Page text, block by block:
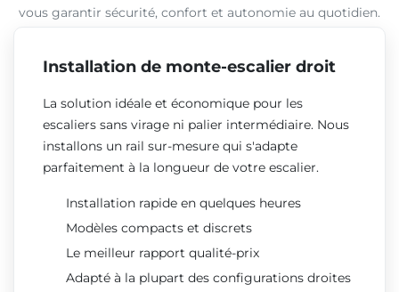
vous garantir sécurité, confort et autonomie au quotidien.
Installation de monte-escalier droit
La solution idéale et économique pour les
escaliers sans virage ni palier intermédiaire. Nous
installons un rail sur-mesure qui s'adapte
parfaitement à la longueur de votre escalier.
Installation rapide en quelques heures
Modèles compacts et discrets
Le meilleur rapport qualité-prix
Adapté à la plupart des configurations droites